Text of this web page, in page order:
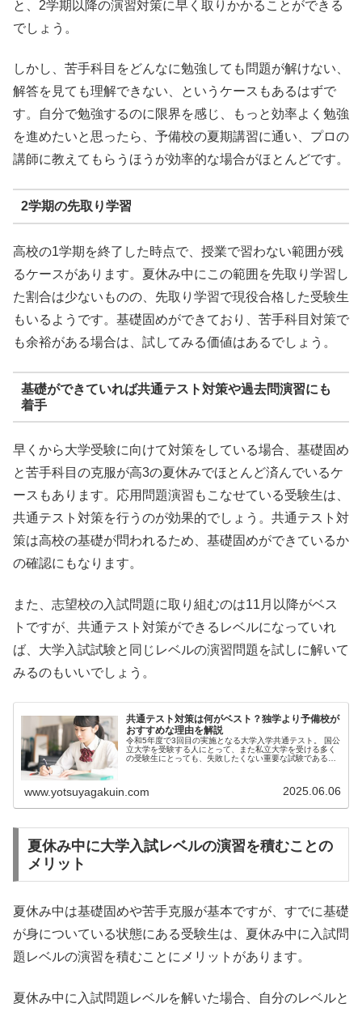
と、2学期以降の演習対策に早く取りかかることができる
でしょう。
しかし、苦手科目をどんなに勉強しても問題が解けない、
解答を見ても理解できない、というケースもあるはずで
す。自分で勉強するのに限界を感じ、もっと効率よく勉強
を進めたいと思ったら、予備校の夏期講習に通い、プロの
講師に教えてもらうほうが効率的な場合がほとんどです。
2学期の先取り学習
高校の1学期を終了した時点で、授業で習わない範囲が残
るケースがあります。夏休み中にこの範囲を先取り学習し
た割合は少ないものの、先取り学習で現役合格した受験生
もいるようです。基礎固めができており、苦手科目対策で
も余裕がある場合は、試してみる価値はあるでしょう。
基礎ができていれば共通テスト対策や過去問演習にも
着手
早くから大学受験に向けて対策をしている場合、基礎固め
と苦手科目の克服が高3の夏休みでほとんど済んでいるケ
ースもあります。応用問題演習もこなせている受験生は、
共通テスト対策を行うのが効果的でしょう。共通テスト対
策は高校の基礎が問われるため、基礎固めができているか
の確認にもなります。
また、志望校の入試問題に取り組むのは11月以降がベス
トですが、共通テスト対策ができるレベルになっていれ
ば、大学入試試験と同じレベルの演習問題を試しに解いて
みるのもいいでしょう。
共通テスト対策は何がベスト？独学より予備校が
おすすめな理由を解説
令和5年度で3回目の実施となる大学入学共通テスト。 国公
立大学を受験する人にとって、また私立大学を受ける多く
の受験生にとっても、失敗したくない重要な試験である
www.yotsuyagakuin.com 2025.06.06
夏休み中に大学入試レベルの演習を積むことの
メリット
夏休み中は基礎固めや苦手克服が基本ですが、すでに基礎
が身についている状態にある受験生は、夏休み中に入試問
題レベルの演習を積むことにメリットがあります。
夏休み中に入試問題レベルを解いた場合、自分のレベルと